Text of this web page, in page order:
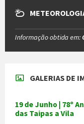
Informação obtida em:
GALERIAS DE
19 de Junho | 78º
das Taipas a Vila